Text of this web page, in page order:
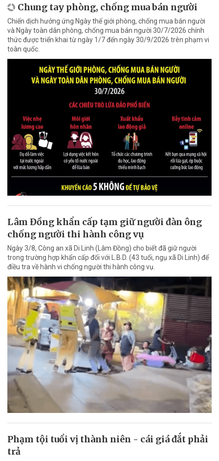
Chung tay phòng, chống mua bán người
Chiến dịch hưởng ứng Ngày thế giới phòng, chống mua bán người
và Ngày toàn dân phòng, chống mua bán người 30/7/2026 chính
thức được triển khai từ ngày 1/7 đến ngày 30/9/2026 trên phạm vi
toàn quốc.
Lâm Đồng khẩn cấp tạm giữ người đàn ông
chống người thi hành công vụ
Ngày 3/8, Công an xã Di Linh (Lâm Đồng) cho biết đã giữ người
trong trường hợp khẩn cấp đối với L.B.D. (43 tuổi, ngụ xã Di Linh) để
điều tra về hành vi chống người thi hành công vụ.
Phạm tội tuổi vị thành niên - cái giá đắt phải
trả